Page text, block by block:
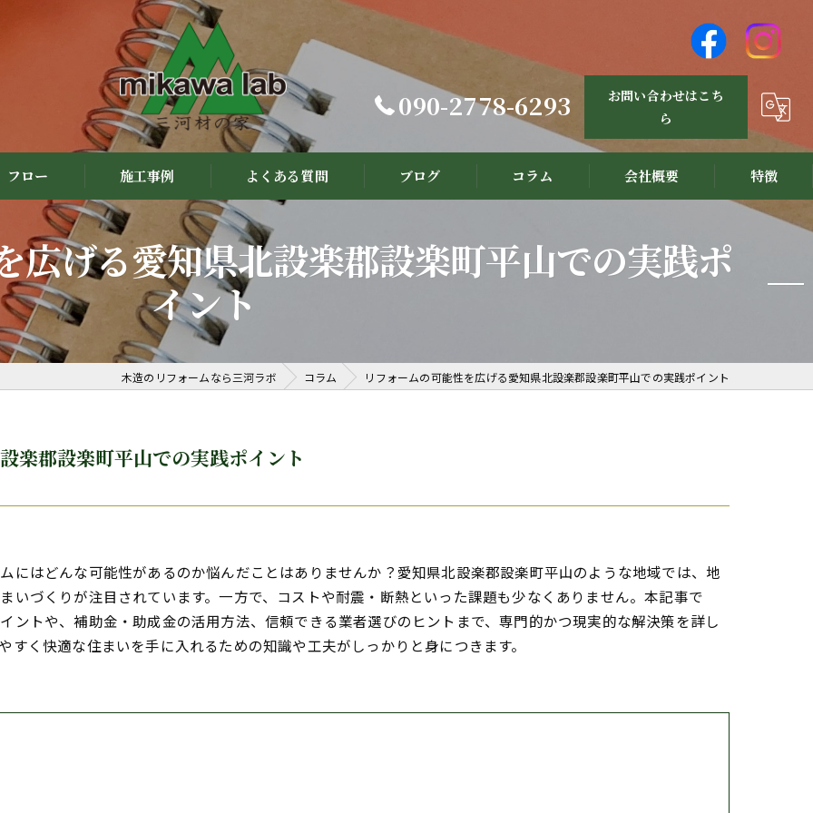
090-2778-6293
お問い合わせはこち
ら
フロー 施工事例 よくある質問 ブログ コラム 会社概要 特徴
リノベーション
注文住宅
広げる愛知県北設楽郡設楽町平山での実践ポ
イント
木造のリフォームなら三河ラボ コラム リフォームの可能性を広げる愛知県北設楽郡設楽町平山での実践ポイント
楽郡設楽町平山での実践ポイント
にはどんな可能性があるのか悩んだことはありませんか？愛知県北設楽郡設楽町平山のような地域では、地
いづくりが注目されています。一方で、コストや耐震・断熱といった課題も少なくありません。本記事で
ントや、補助金・助成金の活用方法、信頼できる業者選びのヒントまで、専門的かつ現実的な解決策を詳し
く快適な住まいを手に入れるための知識や工夫がしっかりと身につきます。